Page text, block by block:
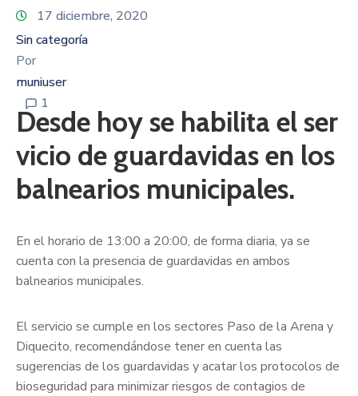
17 diciembre, 2020
Sin categoría
Por
muniuser
1
Desde hoy se habilita el ser
vicio de guardavidas en los
balnearios municipales.
En el horario de 13:00 a 20:00, de forma diaria, ya se
cuenta con la presencia de guardavidas en ambos
balnearios municipales.
El servicio se cumple en los sectores Paso de la Arena y
Diquecito, recomendándose tener en cuenta las
sugerencias de los guardavidas y acatar los protocolos de
bioseguridad para minimizar riesgos de contagios de